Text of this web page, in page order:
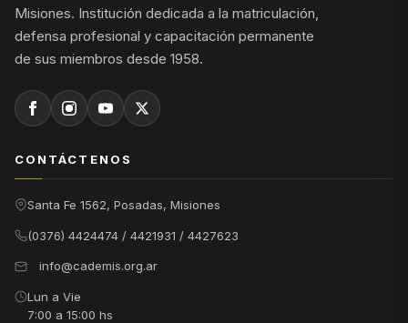
Misiones. Institución dedicada a la matriculación,
defensa profesional y capacitación permanente
de sus miembros desde 1958.
CONTÁCTENOS
Santa Fe 1562, Posadas, Misiones
(0376) 4424474 / 4421931 / 4427623
info@cademis.org.ar
Lun a Vie
7:00 a 15:00 hs